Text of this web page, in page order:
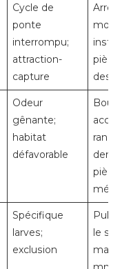
Cycle de
ponte
interrompu;
attraction-
capture
des
Odeur
gênante;
habitat
défavorable
Spécifique
larves;
exclusion
le
maille